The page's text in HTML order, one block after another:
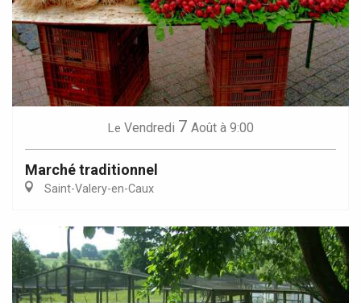
Le Vendredi 7 Août à 9:00
Marché traditionnel
Saint-Valery-en-Caux